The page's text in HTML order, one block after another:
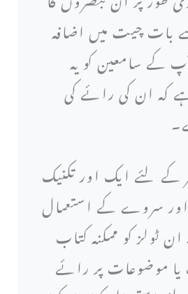
بات چیت میں اضافہ
کے سامعین کو یہ
کہ ان کی رائے کی
کے لئے ایک اور تکنیک
سروے کے استعمال
ٹولز کو ممکنہ کتاب
موضوعات پر رائے